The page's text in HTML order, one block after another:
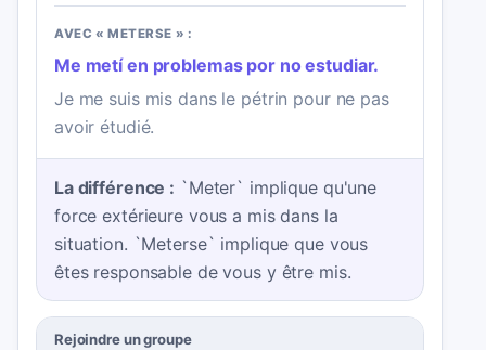
AVEC « METERSE » :
Me metí en problemas por no estudiar.
Je me suis mis dans le pétrin pour ne pas
avoir étudié.
La différence : `Meter` implique qu'une
force extérieure vous a mis dans la
situation. `Meterse` implique que vous
êtes responsable de vous y être mis.
Rejoindre un groupe